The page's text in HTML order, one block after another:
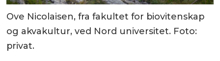
Ove Nicolaisen, fra fakultet for biovitenskap
og akvakultur, ved Nord universitet. Foto:
privat.